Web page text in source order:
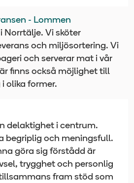
- Lommen
Norrtälje. Vi sköter
och miljösortering. Vi
och serverar mat i vår
finns också möjlighet till
olika former.
delaktighet i centrum.
begriplig och meningsfull.
göra sig förstådd är
trygghet och personlig
fram stöd som